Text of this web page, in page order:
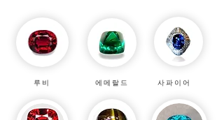
루비 에메랄드 사파이어